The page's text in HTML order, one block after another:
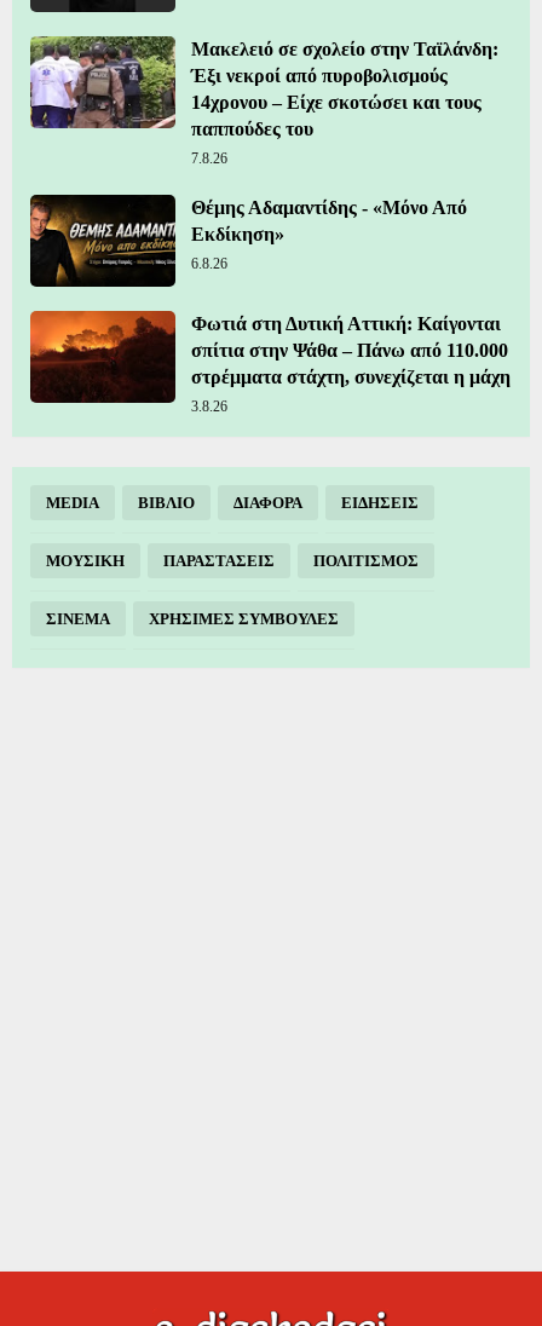
Μακελειό σε σχολείο στην Ταϊλάνδη:
Έξι νεκροί από πυροβολισμούς
14χρονου – Είχε σκοτώσει και τους
παππούδες του
7.8.26
Θέμης Αδαμαντίδης - «Μόνο Από
Εκδίκηση»
6.8.26
Φωτιά στη Δυτική Αττική: Καίγονται
σπίτια στην Ψάθα – Πάνω από 110.000
στρέμματα στάχτη, συνεχίζεται η μάχη
3.8.26
MEDIA ΒΙΒΛΙΟ ΔΙΑΦΟΡΑ ΕΙΔΗΣΕΙΣ
ΜΟΥΣΙΚΗ ΠΑΡΑΣΤΑΣΕΙΣ ΠΟΛΙΤΙΣΜΟΣ
ΣΙΝΕΜΑ ΧΡΗΣΙΜΕΣ ΣΥΜΒΟΥΛΕΣ